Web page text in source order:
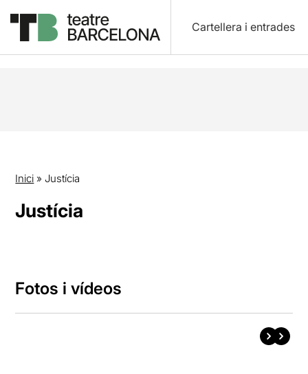
Cartellera i entrades
Inici » Justícia
Justícia
Fotos i vídeos